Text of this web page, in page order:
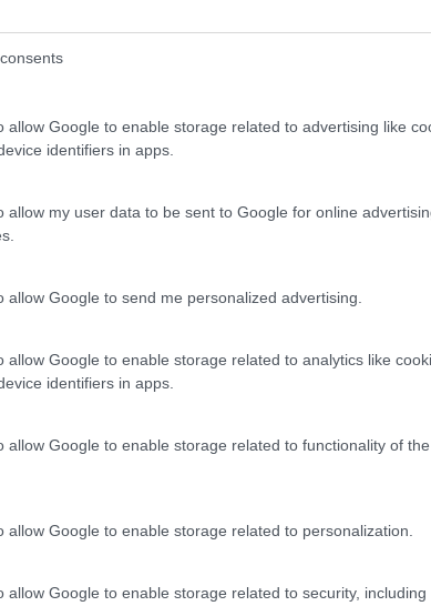
allow Google to enable storage related to advertising like
identifiers in apps.
allow my user data to be sent to Google for online
allow Google to send me personalized advertising.
allow Google to enable storage related to analytics like
identifiers in apps.
allow Google to enable storage related to functionality of
allow Google to enable storage related to personalization.
allow Google to enable storage related to security, including
A PRODUTIVIDADE
Copilot e transforme dados em decisões com o
GESTORES DE
de TI, do planeamento à comunicação, com